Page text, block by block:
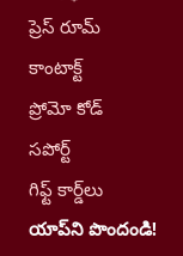
ప్రెస్ రూమ్
కాంటాక్ట్
ప్రోమో కోడ్
సపోర్ట్
గిఫ్ట్ కార్డ్‌లు
యాప్‌ని పొందండి!